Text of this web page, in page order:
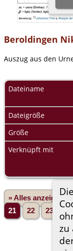
zu
Beroldingen
Auszug aus den
Dateiname
Dateigröße
Größe
Verknüpft mit
» Alles anzeigen
21
22 23 24